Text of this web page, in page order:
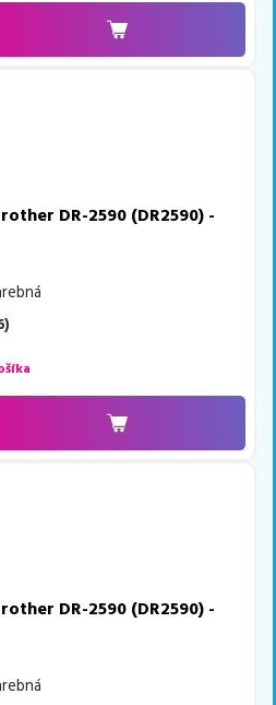
DR-2590 (DR2590) -
)
DR-2590 (DR2590) -